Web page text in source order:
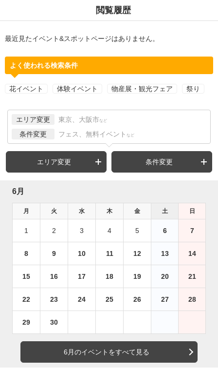
閲覧履歴
最近見たイベント&スポットページはありません。
よく使われる検索条件
花イベント 体験イベント 物産展・観光フェア 祭り
エリア変更 東京、大阪市 など
条件変更 フェス、無料イベント など
エリア変更 条件変更
6月
月 火 水 木 金 土 日
1 2 3 4 5 6 7
8 9 10 11 12 13 14
15 16 17 18 19 20 21
22 23 24 25 26 27 28
29 30
6月のイベントをすべて見る